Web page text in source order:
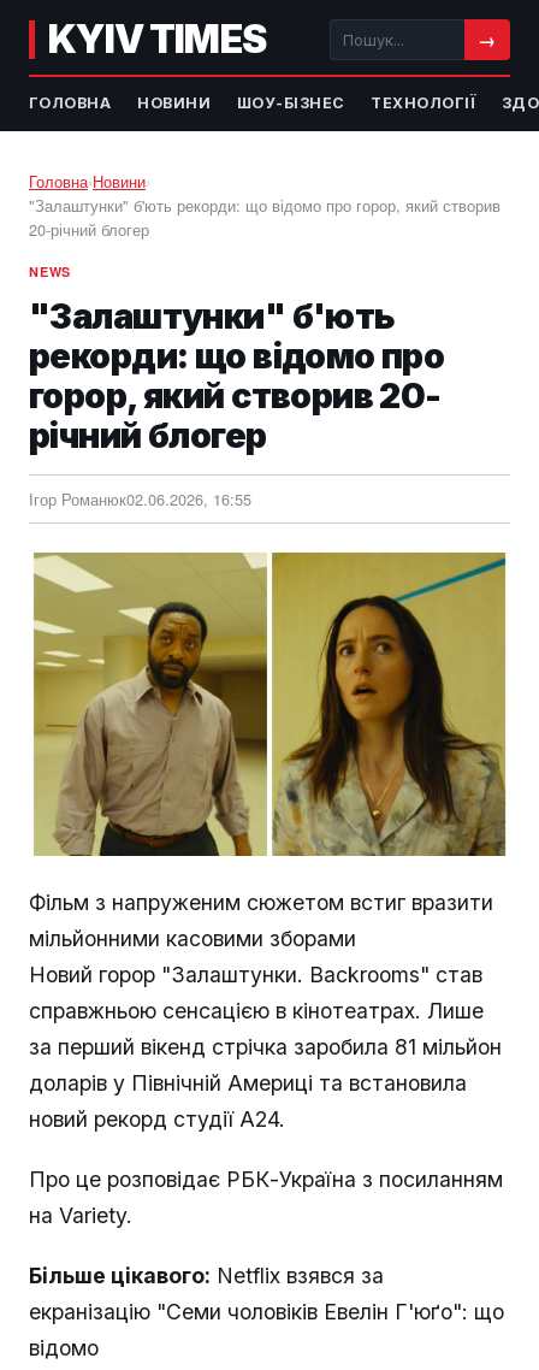
KYIV TIMES →
ГОЛОВНА НОВИНИ ШОУ-БІЗНЕС ТЕХНОЛОГІЇ
Головна›Новини›
"Залаштунки" б'ють рекорди: що відомо про горор, який створив
20-річний блогер
NEWS
"Залаштунки" б'ють
рекорди: що відомо про
горор, який створив 20-
річний блогер
Ігор Романюк02.06.2026, 16:55
Фільм з напруженим сюжетом встиг вразити
мільйонними касовими зборами
Новий горор "Залаштунки. Backrooms" став
справжньою сенсацією в кінотеатрах. Лише
за перший вікенд стрічка заробила 81 мільйон
доларів у Північній Америці та встановила
новий рекорд студії A24.
Про це розповідає РБК-Україна з посиланням
на Variety.
Більше цікавого: Netflix взявся за
екранізацію "Семи чоловіків Евелін Г'юґо": що
відомо